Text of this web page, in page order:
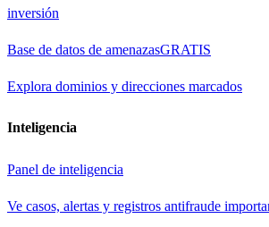
inversión
Base de datos de amenazasGRATIS
Explora dominios y direcciones marcados
Inteligencia
Panel de inteligencia
Ve casos, alertas y registros antifraude